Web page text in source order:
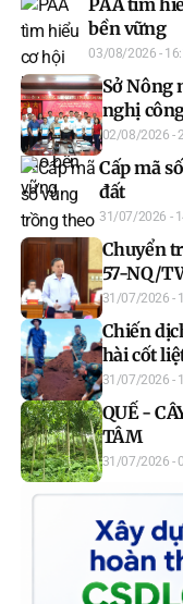
PAA tìm
bền vững
03/08/2026 -
Sở Nông
nghị
đơn vị sự
đạo đơn
02/08/2026 -
Cấp mã
đất
31/07/2026 -
Chuyển
57-NQ/
tạo kết
31/07/2026 -
Chiến
hài cốt
31/07/2026 -
QUẾ -
TÂM
31/07/2026 -